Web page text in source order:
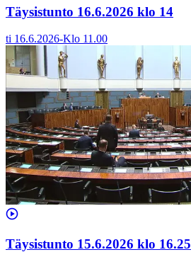
Täysistunto 16.6.2026 klo 14
ti 16.6.2026-Klo 11.00
Täysistunto 15.6.2026 klo 16.25